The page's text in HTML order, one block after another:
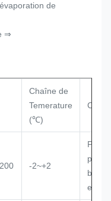
de
⇒
Chaîne de
Temerature
(℃)
-2~+2
prêt à